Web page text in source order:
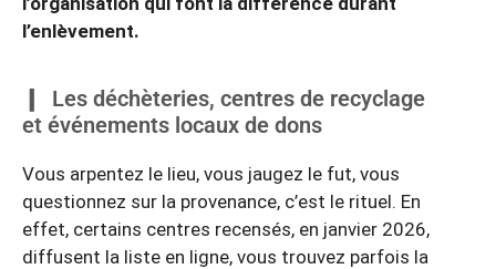
l’enlèvement.
Les déchèteries, centres de recyclage
et événements locaux de dons
Vous arpentez le lieu, vous jaugez le fut, vous
questionnez sur la provenance, c’est le rituel. En
effet, certains centres recensés, en janvier 2026,
diffusent la liste en ligne, vous trouvez parfois la